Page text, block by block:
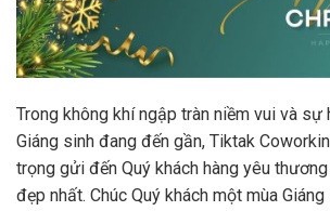
Trong không khí ngập tràn niềm vui và sự
Giáng sinh đang đến gần, Tiktak
trọng gửi đến Quý khách hàng yêu
đẹp nhất. Chúc Quý khách một mùa